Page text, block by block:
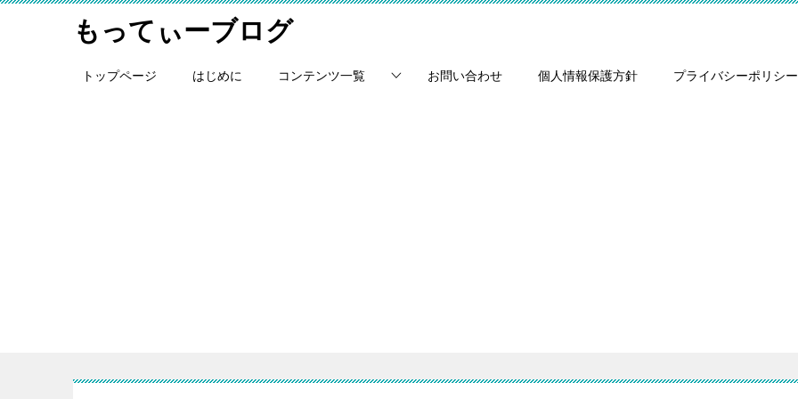
もってぃーブログ
トップページ はじめに コンテンツ一覧 お問い合わせ 個人情報保護方針 プライバシーポリシー